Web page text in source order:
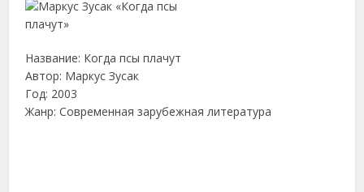
Название: Когда псы плачут
Автор: Маркус Зусак
Год: 2003
Жанр: Современная зарубежная литература